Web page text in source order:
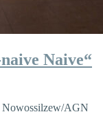
Naive“